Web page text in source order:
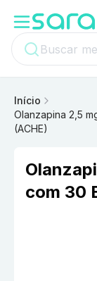
Início
Olanzapina 2,5
(ACHE)
com 30